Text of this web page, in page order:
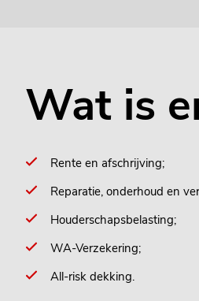
Wat is
Rente en afschrijving;
Reparatie, onderhoud en
Houderschapsbelasting;
WA-Verzekering;
All-risk dekking.